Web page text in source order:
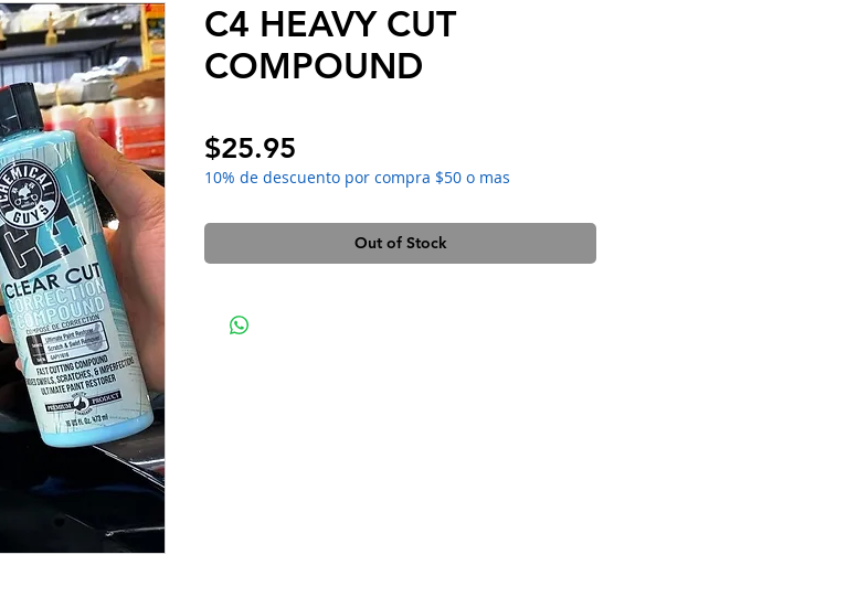
C4 HEAVY CUT
COMPOUND
$25.95
10% de descuento por compra $50 o mas
Out of Stock